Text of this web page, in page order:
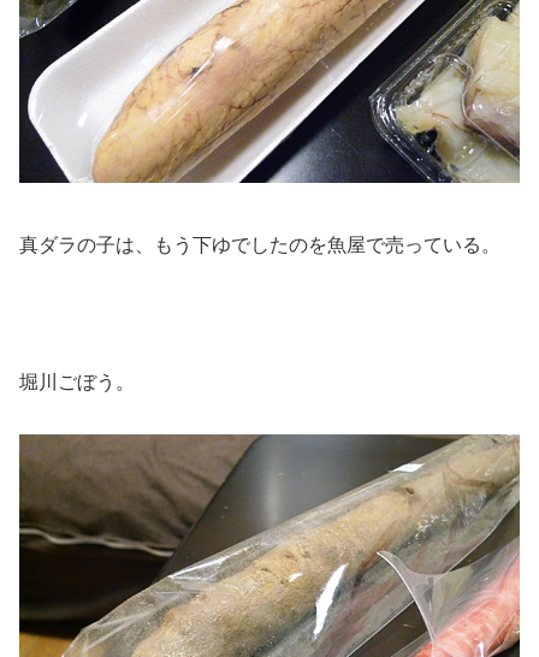
真ダラの子は、もう下ゆでしたのを魚屋で売っている。
堀川ごぼう。